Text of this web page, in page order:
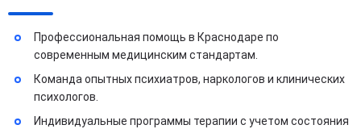
Профессиональная помощь в Краснодаре по
современным медицинским стандартам.
Команда опытных психиатров, наркологов и клинических
психологов.
Индивидуальные программы терапии с учетом состояния